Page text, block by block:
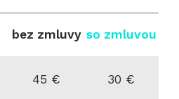
bez zmluvy so zmluvou
45 € 30 €